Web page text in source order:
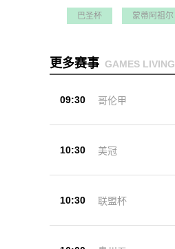
巴圣杯 蒙蒂阿祖尔
更多赛事 GAMES LIVING
09:30 哥伦甲
10:30 美冠
10:30 联盟杯